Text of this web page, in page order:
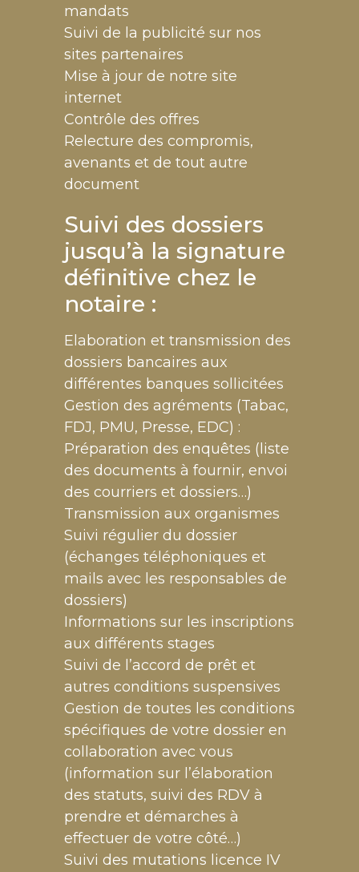
mandats
Suivi de la publicité sur nos
sites partenaires
Mise à jour de notre site
internet
Contrôle des offres
Relecture des compromis,
avenants et de tout autre
document
Suivi des dossiers
jusqu’à la signature
définitive chez le
notaire :
Elaboration et transmission des
dossiers bancaires aux
différentes banques sollicitées
Gestion des agréments (Tabac,
FDJ, PMU, Presse, EDC) :
Préparation des enquêtes (liste
des documents à fournir, envoi
des courriers et dossiers…)
Transmission aux organismes
Suivi régulier du dossier
(échanges téléphoniques et
mails avec les responsables de
dossiers)
Informations sur les inscriptions
aux différents stages
Suivi de l’accord de prêt et
autres conditions suspensives
Gestion de toutes les conditions
spécifiques de votre dossier en
collaboration avec vous
(information sur l’élaboration
des statuts, suivi des RDV à
prendre et démarches à
effectuer de votre côté…)
Suivi des mutations licence IV